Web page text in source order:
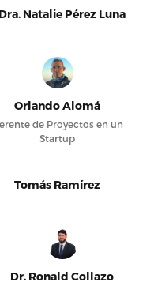
Dra. Natalie Pérez Luna
Orlando Alomá
de Proyectos en un
Startup
Tomás Ramírez
Dr. Ronald Collazo